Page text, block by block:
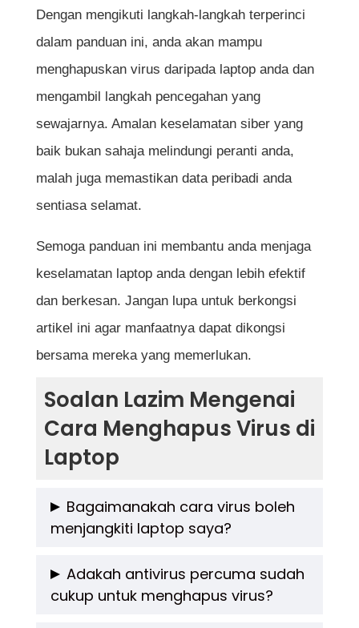
Dengan mengikuti langkah-langkah terperinci
dalam panduan ini, anda akan mampu
menghapuskan virus daripada laptop anda dan
mengambil langkah pencegahan yang
sewajarnya. Amalan keselamatan siber yang
baik bukan sahaja melindungi peranti anda,
malah juga memastikan data peribadi anda
sentiasa selamat.
Semoga panduan ini membantu anda menjaga
keselamatan laptop anda dengan lebih efektif
dan berkesan. Jangan lupa untuk berkongsi
artikel ini agar manfaatnya dapat dikongsi
bersama mereka yang memerlukan.
Soalan Lazim Mengenai
Cara Menghapus Virus di
Laptop
Bagaimanakah cara virus boleh
menjangkiti laptop saya?
Virus komputer biasanya menjangkiti laptop
melalui pautan atau lampiran emel
Adakah antivirus percuma sudah
cukup untuk menghapus virus?